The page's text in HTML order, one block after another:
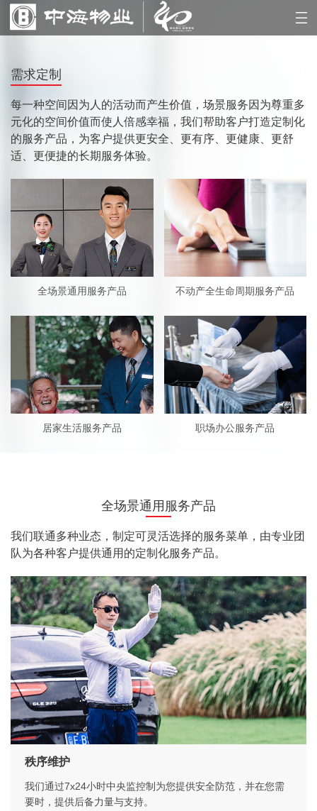
需求定制
每一种空间因为人的活动而产生价值，场景服务因为尊重多
元化的空间价值而使人倍感幸福，我们帮助客户打造定制化
的服务产品，为客户提供更安全、更有序、更健康、更舒
适、更便捷的长期服务体验。
全场景通用服务产品 不动产全生命周期服务产品
居家生活服务产品 职场办公服务产品
全场景通用服务产品
我们联通多种业态，制定可灵活选择的服务菜单，由专业团
队为各种客户提供通用的定制化服务产品。
秩序维护
我们通过7x24小时中央监控制为您提供安全防范，并在您需
要时，提供后备力量与支持。